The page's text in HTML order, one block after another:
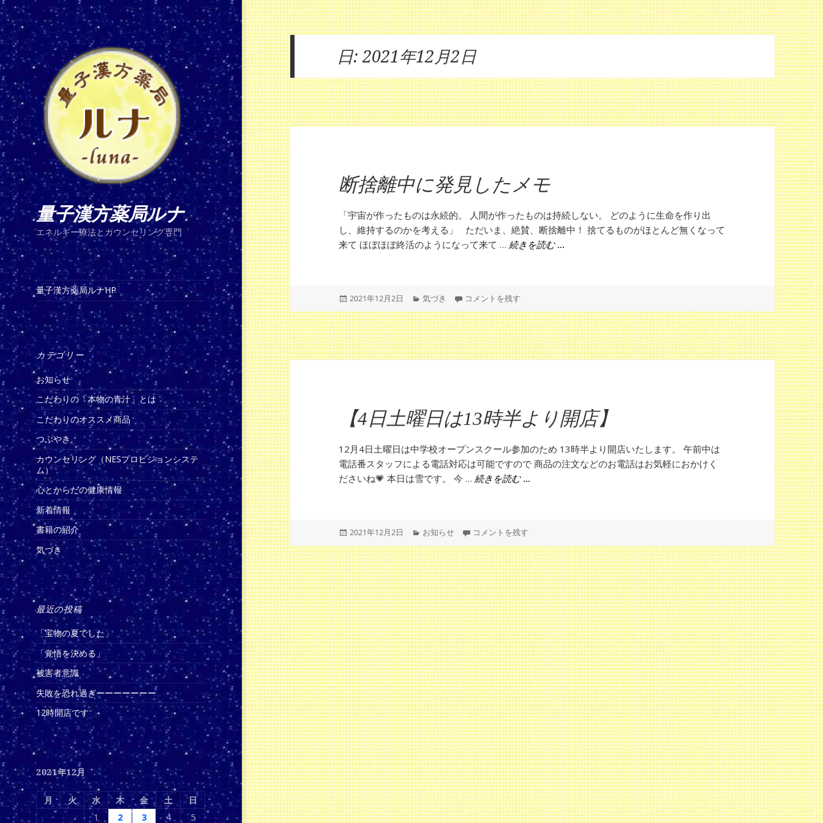
量子漢方薬局ルナ
エネルギー療法とカウンセリング専門
量子漢方薬局ルナHP
カテゴリー
お知らせ
こだわりの「本物の青汁」とは
こだわりのオススメ商品
つぶやき
カウンセリング（NESプロビジョンシステ
ム）
心とからだの健康情報
新着情報
書籍の紹介
気づき
最近の投稿
「宝物の夏でした」
「覚悟を決める」
被害者意識
失敗を恐れ過ぎーーーーーーー
12時開店です
2021年12月
月 火 水 木 金 土
日
1
2 3 4 5
日:2021年12月2日
断捨離中に発見したメモ
「宇宙が作ったものは永続的。 人間が作ったものは持続しない。 どのように生命を作り出
し、維持するのかを考える」 ただいま、絶賛、断捨離中！ 捨てるものがほとんど無くなって
来て ほぼほぼ終活のようになって来て … 続きを読む
投
日:
2021年12月2日
カ
ゴ
リ
ー
気づき 断捨離中に発見したメモ に
コメントを残す
【4日土曜日は13時半より開店】
12月4日土曜日は中学校オープンスクール参加のため 13時半より開店いたします。 午前中は
電話番スタッフによる電話対応は可能ですので 商品の注文などのお電話はお気軽におかけく
ださいね💗 本日は雪です。 今 …続きを読む
投
日:
2021年12月2日
カ
ゴ
リ
ー
お知らせ 【4日土曜日は13時半より開店】 に
コメントを残す